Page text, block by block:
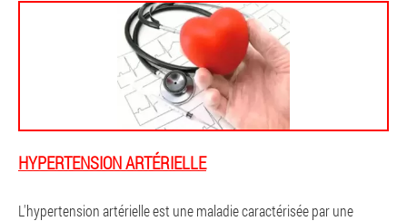
HYPERTENSION ARTÉRIELLE
L'hypertension artérielle est une maladie caractérisée par une